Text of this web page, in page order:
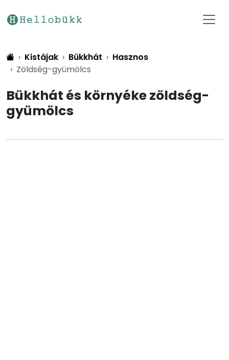
Kistájak Bükkhát
Hasznos
Zöldség-gyümölcs
Bükkhát és környéke zöldség-
gyümölcs